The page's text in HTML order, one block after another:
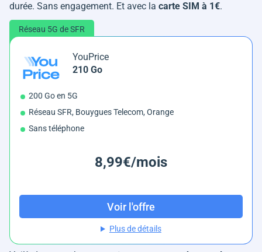
durée. Sans engagement. Et avec la carte SIM à 1€.
Réseau 5G de SFR
YouPrice
210 Go
200 Go en 5G
Réseau SFR, Bouygues Telecom, Orange
Sans téléphone
8,99€/mois
Voir l'offre
Plus de détails